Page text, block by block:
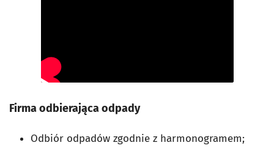
Firma odbierająca odpady
Odbiór odpadów zgodnie z harmonogramem;